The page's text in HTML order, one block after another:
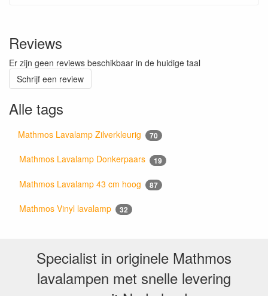
Reviews
Er zijn geen reviews beschikbaar in de huidige taal
Schrijf een review
Alle tags
Mathmos Lavalamp Zilverkleurig 70
Mathmos Lavalamp Donkerpaars 19
Mathmos Lavalamp 43 cm hoog 87
Mathmos Vinyl lavalamp 32
Specialist in originele Mathmos
lavalampen met snelle levering